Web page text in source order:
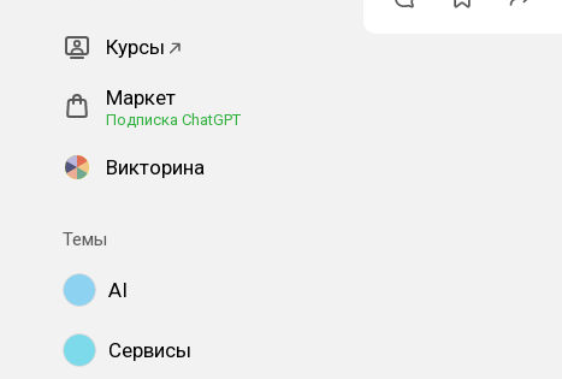
Курсы
Маркет
Подписка ChatGPT
Викторина
Темы
AI
Сервисы